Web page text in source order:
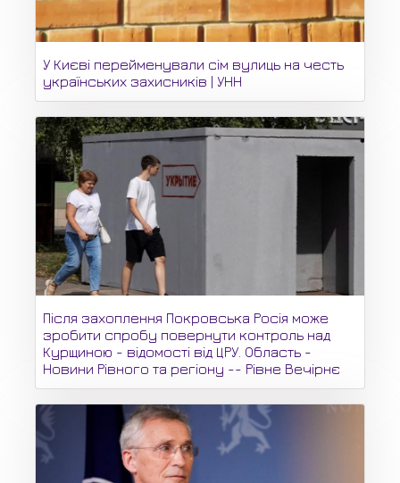
У Києві перейменували сім вулиць на честь
українських захисників | УНН
Після захоплення Покровська Росія може
зробити спробу повернути контроль над
Курщиною - відомості від ЦРУ. Область -
Новини Рівного та регіону -- Рівне Вечірнє